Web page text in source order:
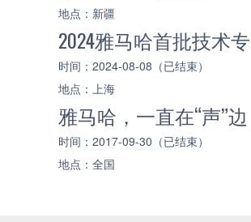
地点：新疆
2024雅马哈首批技术
时间：2024-08-08（已结束）
地点：上海
雅马哈，一直在“声”边
时间：2017-09-30（已结束）
地点：全国